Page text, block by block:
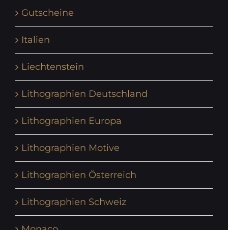
Gutscheine
Italien
Liechtenstein
Lithographien Deutschland
Lithographien Europa
Lithographien Motive
Lithographien Österreich
Lithographien Schweiz